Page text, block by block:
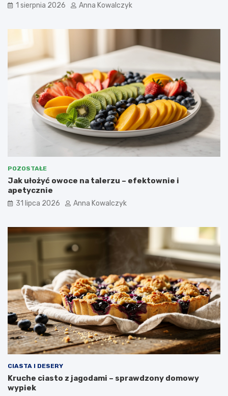
1 sierpnia 2026 Anna Kowalczyk
POZOSTAŁE
Jak ułożyć owoce na talerzu – efektownie i
apetycznie
31 lipca 2026 Anna Kowalczyk
CIASTA I DESERY
Kruche ciasto z jagodami – sprawdzony domowy
wypiek